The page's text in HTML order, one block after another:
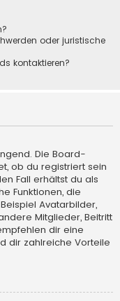
oder juristische
kontaktieren?
Die Board-
ob du registriert sein
Fall erhältst du als
Funktionen, die
Avatarbilder,
Mitglieder, Beitritt
dir eine
dir zahlreiche Vorteile